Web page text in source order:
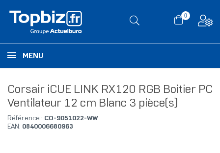
0
MENU
Corsair iCUE LINK RX120 RGB Boitier PC
Ventilateur 12 cm Blanc 3 pièce(s)
Référence : CO-9051022-WW
EAN: 0840006680963